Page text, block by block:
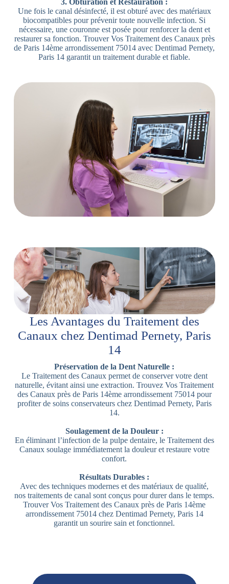
Une fois le canal désinfecté, il est obturé avec des matériaux
biocompatibles pour prévenir toute nouvelle infection. Si
nécessaire, une couronne est posée pour renforcer la dent et
restaurer sa fonction. Trouver Vos Traitement des Canaux près
de Paris 14ème arrondissement 75014 avec Dentimad Pernety,
Paris 14 garantit un traitement durable et fiable.
Les Avantages du Traitement des
Canaux chez Dentimad Pernety, Paris
14
Préservation de la Dent Naturelle :
Le Traitement des Canaux permet de conserver votre dent
naturelle, évitant ainsi une extraction. Trouvez Vos Traitement
des Canaux près de Paris 14ème arrondissement 75014 pour
profiter de soins conservateurs chez Dentimad Pernety, Paris
14.
Soulagement de la Douleur :
En éliminant l’infection de la pulpe dentaire, le Traitement des
Canaux soulage immédiatement la douleur et restaure votre
confort.
Résultats Durables :
Avec des techniques modernes et des matériaux de qualité,
nos traitements de canal sont conçus pour durer dans le temps.
Trouver Vos Traitement des Canaux près de Paris 14ème
arrondissement 75014 chez Dentimad Pernety, Paris 14
garantit un sourire sain et fonctionnel.